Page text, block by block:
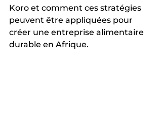
Koro et comment ces stratégies
peuvent être appliquées pour
créer une entreprise alimentaire
durable en Afrique.